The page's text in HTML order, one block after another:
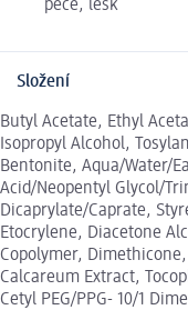
péče, lesk
Složení
Butyl Acetate, Ethyl
Isopropyl Alcohol,
Bentonite, Aqua/Water/
Acid/Neopentyl Glycol/
Dicaprylate/Caprate,
Etocrylene, Diacetone
Copolymer,
Calcareum Extract,
Cetyl PEG/PPG- 10/1